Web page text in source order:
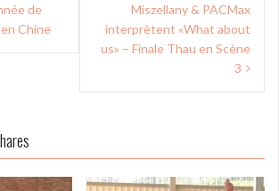
de
Chine
Miszellany & PACMax
interprètent «What about
us» – Finale Thau en Scène
3